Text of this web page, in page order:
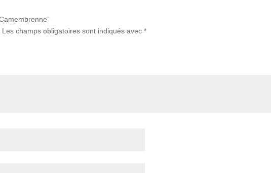
Les champs obligatoires sont indiqués avec *